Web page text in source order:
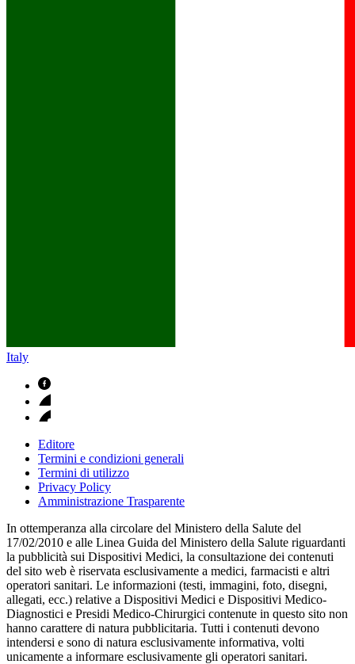
Italy
Editore
Termini e condizioni generali
Termini di utilizzo
Privacy Policy
Amministrazione Trasparente
In ottemperanza alla circolare del Ministero della Salute del
17/02/2010 e alle Linea Guida del Ministero della Salute riguardanti
la pubblicità sui Dispositivi Medici, la consultazione dei contenuti
del sito web è riservata esclusivamente a medici, farmacisti e altri
operatori sanitari. Le informazioni (testi, immagini, foto, disegni,
allegati, ecc.) relative a Dispositivi Medici e Dispositivi Medico-
Diagnostici e Presidi Medico-Chirurgici contenute in questo sito non
hanno carattere di natura pubblicitaria. Tutti i contenuti devono
intendersi e sono di natura esclusivamente informativa, volti
unicamente a informare esclusivamente gli operatori sanitari.